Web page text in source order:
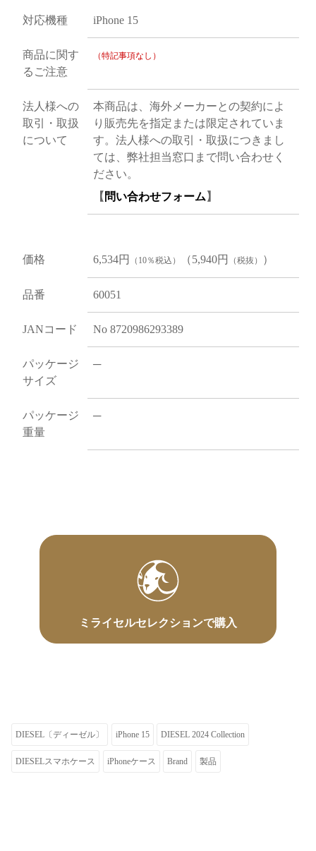
対応機種 iPhone 15
商品に関す
るご注意
（特記事項なし）
法人様への
取引・取扱
について
本商品は、海外メーカーとの契約によ
り販売先を指定または限定されていま
す。法人様への取引・取扱につきまし
ては、弊社担当窓口まで問い合わせく
ださい。
【 問い合わせフォーム 】
価格 6,534円 （10％税込） （5,940円 （税抜） ）
品番 60051
JANコード No 8720986293389
パッケージ
サイズ
─
パッケージ
重量
─
ミライセルセレクションで購入
DIESEL〔ディーゼル〕 iPhone 15 DIESEL 2024 Collection
DIESELスマホケース iPhoneケース Brand 製品